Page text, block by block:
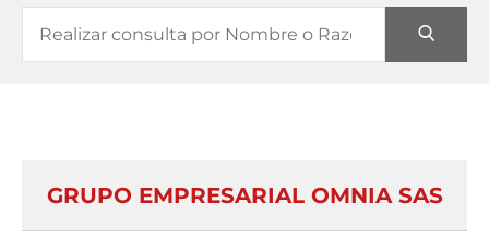
GRUPO EMPRESARIAL OMNIA SAS